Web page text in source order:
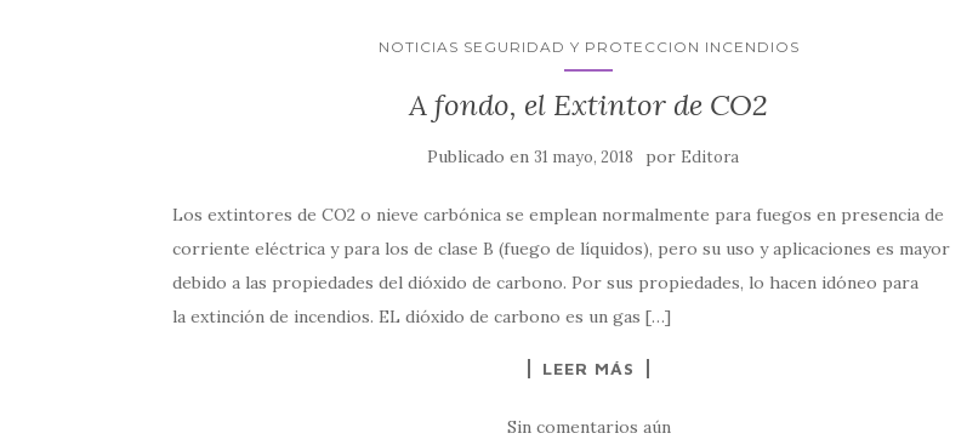
NOTICIAS SEGURIDAD Y PROTECCION INCENDIOS
A fondo, el Extintor de CO2
Publicado en 31 mayo, 2018 por Editora
Los extintores de CO2 o nieve carbónica se emplean normalmente para fuegos en presencia de
corriente eléctrica y para los de clase B (fuego de líquidos), pero su uso y aplicaciones es mayor
debido a las propiedades del dióxido de carbono. Por sus propiedades, lo hacen idóneo para
la extinción de incendios. EL dióxido de carbono es un gas […]
LEER MÁS
Sin comentarios aún